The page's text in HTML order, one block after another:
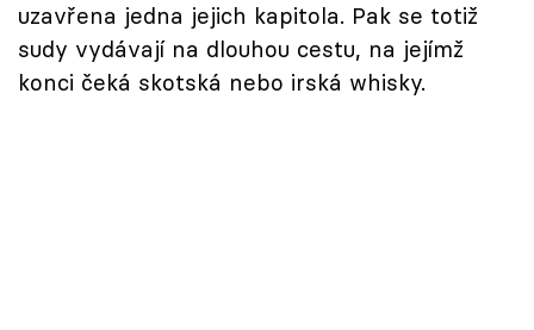
Přihlášení
uzavřena jedna jejich kapitola. Pak se totiž
sudy vydávají na dlouhou cestu, na jejímž
konci čeká skotská nebo irská whisky.